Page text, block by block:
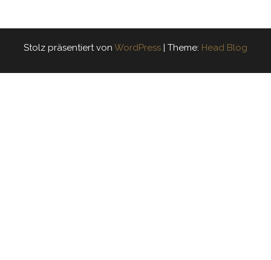
Stolz präsentiert von WordPress | Theme: Head Blog